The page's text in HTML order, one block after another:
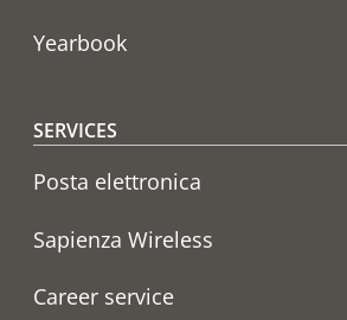
Yearbook
SERVICES
Posta elettronica
Sapienza Wireless
Career service